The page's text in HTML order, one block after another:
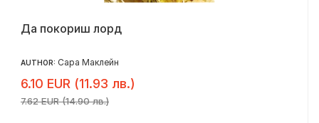
Да покориш лорд
AUTHOR: Сара Маклейн
6.10 EUR (11.93 лв.)
7.62 EUR (14.90 лв.)